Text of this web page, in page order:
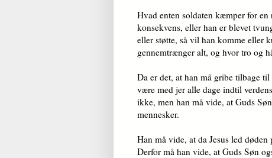
Hvad enten soldaten kæmper for
konsekvens, eller han er blevet
eller støtte, så vil han komme eller
gennemtrænger alt, og hvor tro og
Da er det, at han må gribe tilbage
være med jer alle dage indtil
ikke, men han må vide, at Guds
mennesker.
Han må vide, at da Jesus led
Derfor må han vide, at Guds Søn